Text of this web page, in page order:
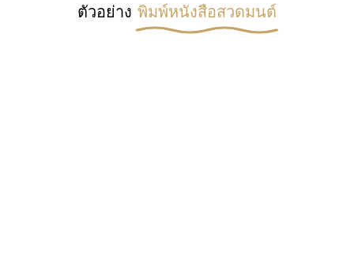
ตัวอย่าง พิมพ์หนังสือสวดมนต์